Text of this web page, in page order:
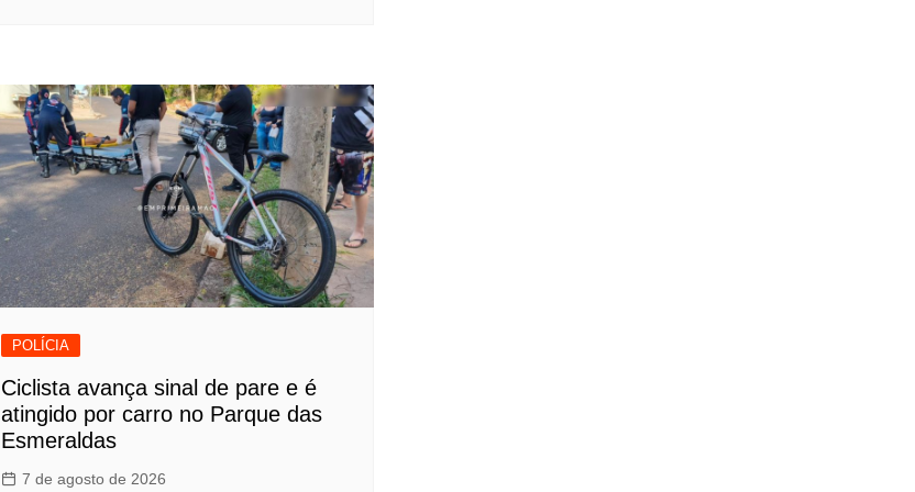
POLÍCIA
Ciclista avança sinal de pare e é
atingido por carro no Parque das
Esmeraldas
7 de agosto de 2026